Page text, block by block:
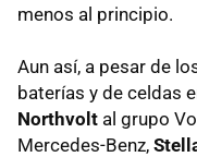
menos al principio.
Aun así, a pesar de
baterías y de celdas
Northvolt al grupo
Mercedes-Benz,